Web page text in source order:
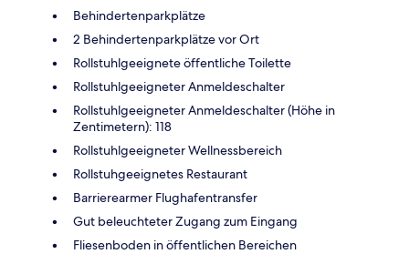
Behindertenparkplätze
2 Behindertenparkplätze vor Ort
Rollstuhlgeeignete öffentliche Toilette
Rollstuhlgeeigneter Anmeldeschalter
Rollstuhlgeeigneter Anmeldeschalter (Höhe in
Zentimetern): 118
Rollstuhlgeeigneter Wellnessbereich
Rollstuhgeeignetes Restaurant
Barrierearmer Flughafentransfer
Gut beleuchteter Zugang zum Eingang
Fliesenboden in öffentlichen Bereichen